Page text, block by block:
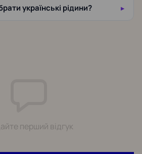
українські рідини?
перший відгук